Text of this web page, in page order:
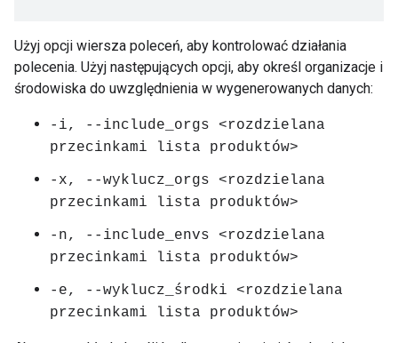
Użyj opcji wiersza poleceń, aby kontrolować działania
polecenia. Użyj następujących opcji, aby określ organizacje i
środowiska do uwzględnienia w wygenerowanych danych:
-i, --include_orgs <rozdzielana
przecinkami lista produktów>
-x, --wyklucz_orgs <rozdzielana
przecinkami lista produktów>
-n, --include_envs <rozdzielana
przecinkami lista produktów>
-e, --wyklucz_środki <rozdzielana
przecinkami lista produktów>